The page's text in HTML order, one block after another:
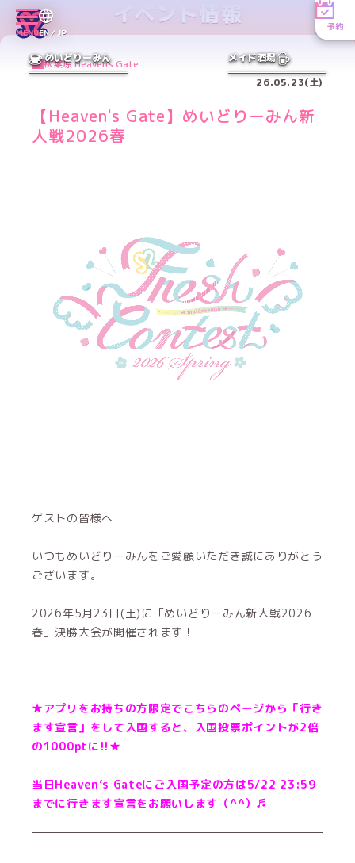
MENUEN／JP
予約
めいどりーみん メイド酒場
イベント情報
秋葉原 Heaven's Gate
26.05.23(土)
【Heaven's Gate】めいどりーみん新
人戦2026春
ゲストの皆様へ
いつもめいどりーみんをご愛顧いただき誠にありがとう
ございます。
2026年5月23日(土)に「めいどりーみん新人戦2026
春」決勝大会が開催されます！
★アプリをお持ちの方限定でこちらのページから「行き
ます宣言」をして入国すると、入国投票ポイントが2倍
の1000ptに!!★
当日Heaven’s Gateにご入国予定の方は5/22 23:59
までに行きます宣言をお願いします（^^）♬